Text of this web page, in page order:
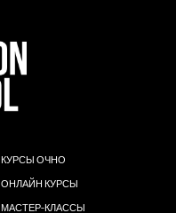
КУРСЫ ОЧНО
ОНЛАЙН КУРСЫ
МАСТЕР-КЛАССЫ